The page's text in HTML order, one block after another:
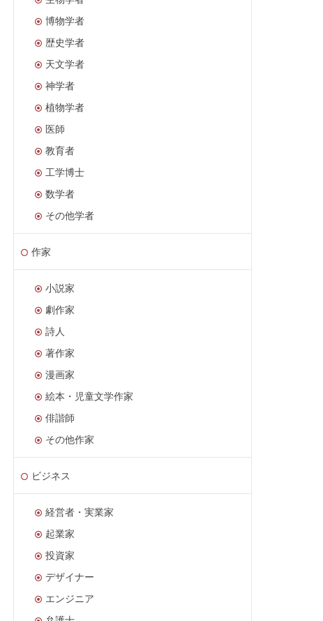
博物学者
歴史学者
天文学者
神学者
植物学者
医師
教育者
工学博士
数学者
その他学者
作家
小説家
劇作家
詩人
著作家
漫画家
絵本・児童文学作家
俳諧師
その他作家
ビジネス
経営者・実業家
起業家
投資家
デザイナー
エンジニア